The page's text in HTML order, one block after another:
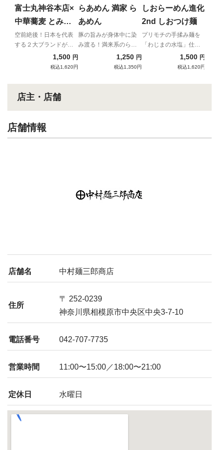
富士丸神谷本店×
中華蕎麦 とみ田
ブタカスアブラソ
バ (TOKYO-X極悪
空前絶後！日本を代表
する２大ブランドが夢
1,500 円
税込1,620円
らあめん 満家 ら
あめん
豚の旨みが身体中に染
み渡る！満来系のらあ
めんが新登場！1,250 円
税込1,350円
しおらーめん進化
2nd しおつけ麺
プリモチの手揉み麺を
「わじまの水塩」仕立
ての昆布水と啜る！
1,500 円
税込1,620円
店主・店舗
店舗情報
店舗名 中村麺三郎商店
住所
〒 252-0239
神奈川県相模原市中央区中央3-7-10
電話番号 042-707-7735
営業時間 11:00〜15:00／18:00〜21:00
定休日 水曜日